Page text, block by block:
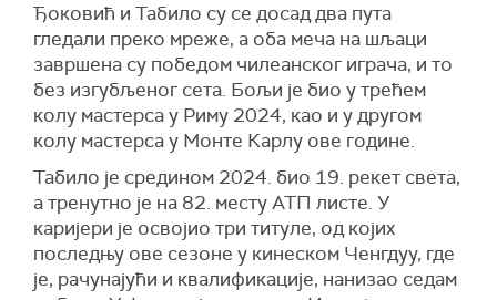
Ђоковић и Табило су се досад два пута
гледали преко мреже, а оба меча на шљаци
завршена су победом чилеанског играча, и то
без изгубљеног сета. Бољи је био у трећем
колу мастерса у Риму 2024, као и у другом
колу мастерса у Монте Карлу ове године.
Табило је средином 2024. био 19. рекет света,
а тренутно је на 82. месту АТП листе. У
каријери је освојио три титуле, од којих
последњу ове сезоне у кинеском Ченгдуу, где
је, рачунајући и квалификације, нанизао седам